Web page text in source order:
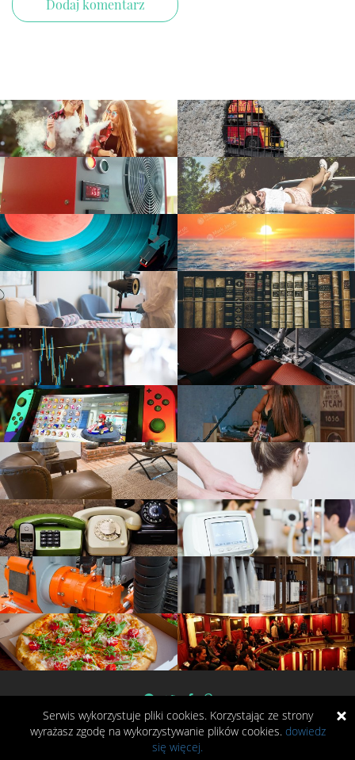
Copyrights © 2014-2023 NOWECZASY. Wszelkie prawa zastrzeżone.
Serwis wykorzystuje pliki cookies. Korzystając ze strony
wyrażasz zgodę na wykorzystywanie plików cookies. dowiedz
się więcej.